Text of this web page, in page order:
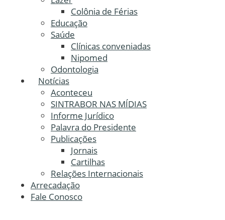
Colônia de Férias
Educação
Saúde
Clínicas conveniadas
Nipomed
Odontologia
Notícias
Aconteceu
SINTRABOR NAS MÍDIAS
Informe Jurídico
Palavra do Presidente
Publicações
Jornais
Cartilhas
Relações Internacionais
Arrecadação
Fale Conosco